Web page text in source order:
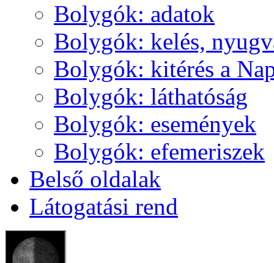
Boly­gók: ada­tok
Boly­gók: ke­lés,
Boly­gók: ki­té­rés a
Boly­gók: lát­ha­tó­ság
Boly­gók: ese­mé­nyek
Boly­gók: efe­me­ri­szek
Bel­ső ol­da­lak
Lá­to­ga­tá­si rend